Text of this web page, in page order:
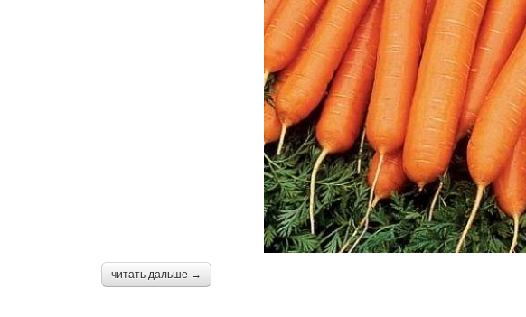
читать дальше →